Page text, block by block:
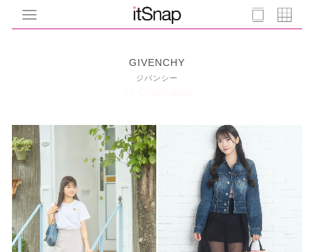
GIVENCHY
ジバンシー
14 Coodinates